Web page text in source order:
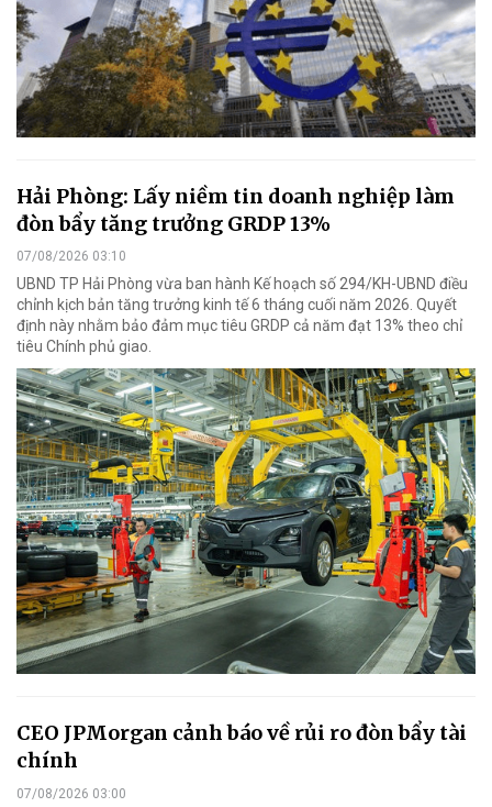
Hải Phòng: Lấy niềm tin doanh nghiệp làm
đòn bẩy tăng trưởng GRDP 13%
07/08/2026 03:10
UBND TP Hải Phòng vừa ban hành Kế hoạch số 294/KH-UBND điều
chỉnh kịch bản tăng trưởng kinh tế 6 tháng cuối năm 2026. Quyết
định này nhằm bảo đảm mục tiêu GRDP cả năm đạt 13% theo chỉ
tiêu Chính phủ giao.
CEO JPMorgan cảnh báo về rủi ro đòn bẩy tài
chính
07/08/2026 03:00